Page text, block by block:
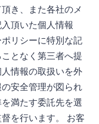
き、また各社のメ
頂いた個人情報
リシーに特別な記
となく第三者へ提
情報の取扱いを外
安全管理が図られ
満たす委託先を選
を行います。 お客